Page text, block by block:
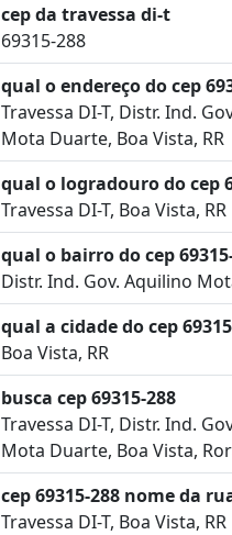
cep da travessa di-t
69315-288
qual o endereço do cep
Travessa DI-T, Distr. Ind.
Mota Duarte, Boa Vista, RR
qual o logradouro do cep
Travessa DI-T, Boa Vista, RR
qual o bairro do cep
Distr. Ind. Gov. Aquilino
qual a cidade do cep
Boa Vista, RR
busca cep 69315-288
Travessa DI-T, Distr. Ind.
Mota Duarte, Boa Vista,
cep 69315-288 nome da
Travessa DI-T, Boa Vista, RR